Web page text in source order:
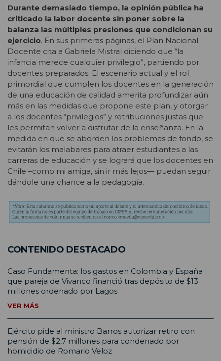
Durante demasiado tiempo, la opinión pública ha
criticado la labor docente sin poner sobre la
balanza las múltiples presiones que condicionan su
ejercicio. En sus primeras páginas, el Plan Nacional
Docente cita a Gabriela Mistral diciendo que “la
infancia merece cualquier privilegio”, partiendo por
docentes preparados. El escenario actual y el rol
primordial que cumplen los docentes en la generación
de una educación de calidad amerita profundizar aún
más en las medidas que propone este plan, y otorgar
a los docentes “privilegios” y retribuciones justas que
les permitan volver a disfrutar de la enseñanza. En la
medida en que se aborden los problemas de fondo, se
evitarán los malabares para atraer estudiantes a las
carreras de educación y se logrará que los docentes en
Chile –como mi amiga, sin ir más lejos— puedan seguir
dándole una chance a la pedagogía.
CONTENIDO DESTACADO
Caso Fundamenta: los gastos en Colombia y España
que pareja de Vivanco financió tras depósito de $13
millones ordenado por Lagos
VER MÁS
Ejército pide al ministro Barros autorizar retiro con
pensión de $2,7 millones para condenado por
homicidio de Romario Veloz